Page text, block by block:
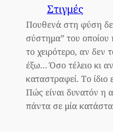
Στιγμές
Πουθενά στη φύση
σύστημα” του οποίου
το χειρότερο, αν δεν
έξω… Όσο τέλειο κι
καταστραφεί. Το ίδιο
Πώς είναι δυνατόν η
πάντα σε μία